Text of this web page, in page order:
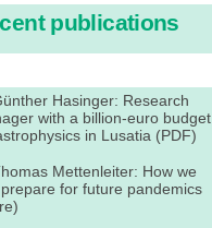
publications
Hasinger: Research
with a billion-euro budget
in Lusatia (PDF)
Mettenleiter: How we
for future pandemics